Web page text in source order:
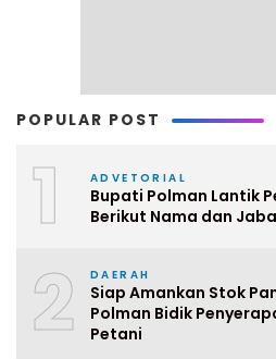
POPULAR POST
1 ADVETORIAL
Bupati Polman Lantik
Berikut Nama dan
2 DAERAH
Siap Amankan Stok
Polman Bidik
Petani